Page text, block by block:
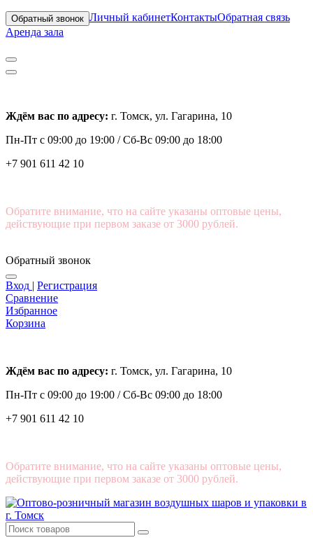
Обратный звонок Личный кабинетКонтактыОбратная связь
Аренда зала
Ждём вас по адресу: г. Томск, ул. Гагарина, 10
Пн-Пт с 09:00 до 19:00 /Сб-Вс 09:00 до 18:00
+7 901 611 42 10
Обратите внимание, что на сайте указаны оптовые цены,
действующие при первом заказе от 3000 рублей.
Обратный звонок
Вход | Регистрация
Сравнение
Избранное
Корзина
Ждём вас по адресу: г. Томск, ул. Гагарина, 10
Пн-Пт с 09:00 до 19:00 /Сб-Вс 09:00 до 18:00
+7 901 611 42 10
Обратите внимание, что на сайте указаны оптовые цены,
действующие при первом заказе от 3000 рублей.